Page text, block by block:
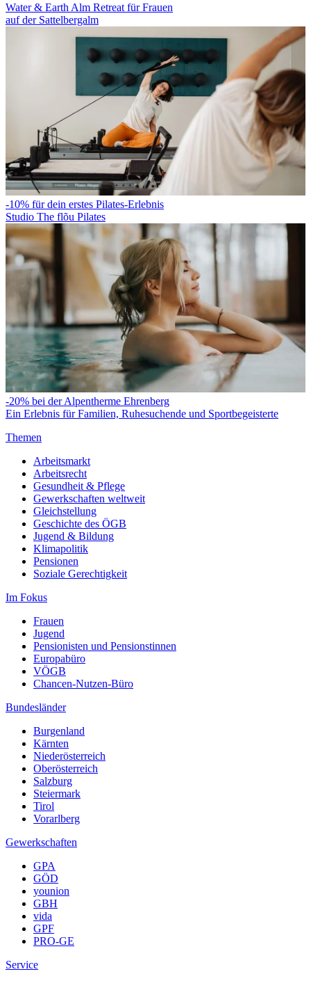
Water & Earth Alm Retreat für Frauen
auf der Sattelbergalm
-10% für dein erstes Pilates-Erlebnis
Studio The flõu Pilates
-20% bei der Alpentherme Ehrenberg
Ein Erlebnis für Familien, Ruhesuchende und Sportbegeisterte
Themen
Arbeitsmarkt
Arbeitsrecht
Gesundheit & Pflege
Gewerkschaften weltweit
Gleichstellung
Geschichte des ÖGB
Jugend & Bildung
Klimapolitik
Pensionen
Soziale Gerechtigkeit
Im Fokus
Frauen
Jugend
Pensionisten und Pensionstinnen
Europabüro
VÖGB
Chancen-Nutzen-Büro
Bundesländer
Burgenland
Kärnten
Niederösterreich
Oberösterreich
Salzburg
Steiermark
Tirol
Vorarlberg
Gewerkschaften
GPA
GÖD
younion
GBH
vida
GPF
PRO-GE
Service